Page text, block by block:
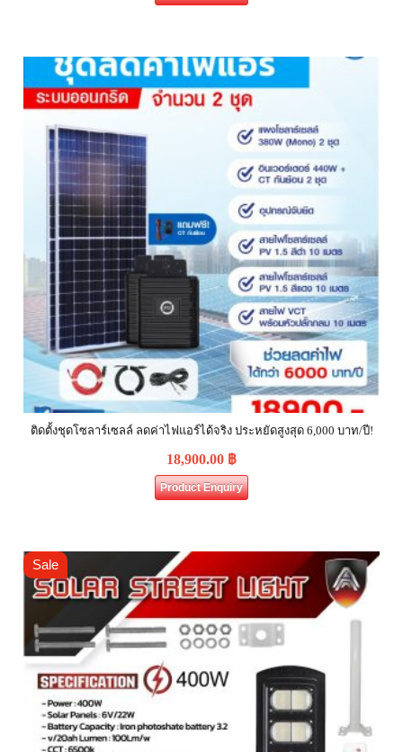
ติดตั้งชุดโซลาร์เซลล์ ลดค่าไฟแอร์ได้จริง ประหยัดสูงสุด 6,000 บาท/ปี!
18,900.00 ฿
Product Enquiry
Sale